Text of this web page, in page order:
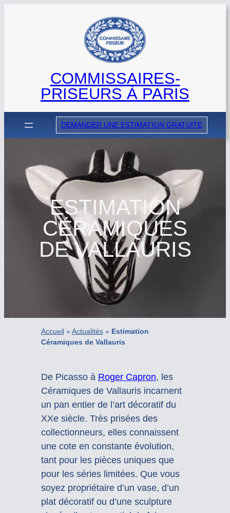
COMMISSAIRES-
PRISEURS À PARIS
DEMANDER UNE ESTIMATION GRATUITE
ESTIMATION
CÉRAMIQUES
DE VALLAURIS
Accueil»Actualités» Estimation
Céramiques de Vallauris
De Picasso à Roger Capron, les
Céramiques de Vallauris incarnent
un pan entier de l’art décoratif du
XXe siècle. Très prisées des
collectionneurs, elles connaissent
une cote en constante évolution,
tant pour les pièces uniques que
pour les séries limitées. Que vous
soyez propriétaire d’un vase, d’un
plat décoratif ou d’une sculpture